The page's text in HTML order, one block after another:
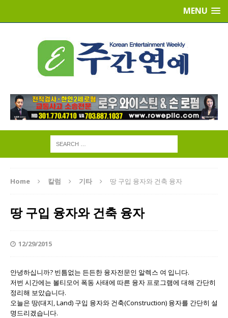
MENU
Home 칼럼 기타 땅 구입 융자와 건축 융자
땅 구입 융자와 건축 융자
12/29/2015
안녕하십니까? 빈틈없는 든든한 융자전문인 알렉스 여 입니다.
저번 시간에는 볼티모어 폭동 사태에 따른 융자 프로그램에 대해 간단히
정리해 보았습니다.
오늘은 땅(대지, Land) 구입 융자와 건축(Construction) 융자를 간단히 설
명드리겠습니다.